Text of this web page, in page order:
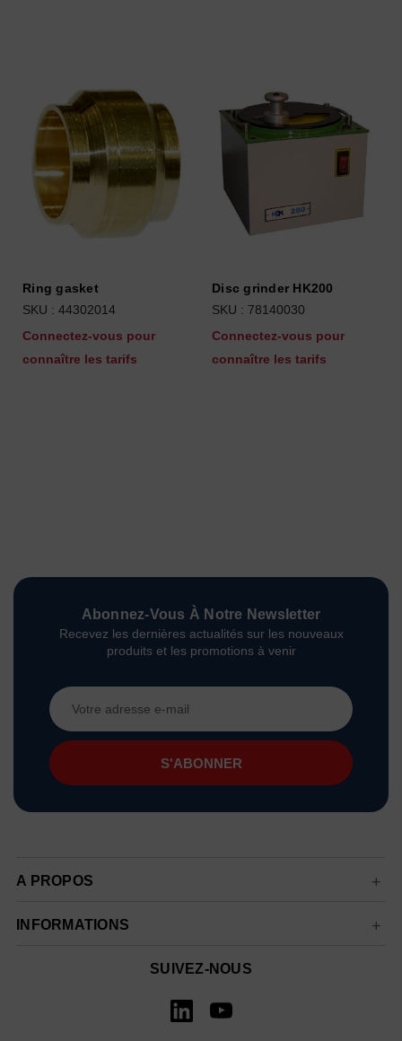
Ring gasket
SKU : 44302014
Connectez-vous pour
connaître les tarifs
Disc grinder HK200
SKU : 78140030
Connectez-vous pour
connaître les tarifs
Abonnez-Vous À Notre Newsletter
Recevez les dernières actualités sur les nouveaux
produits et les promotions à venir
Adresse
e-
mail
A PROPOS
INFORMATIONS
SUIVEZ-NOUS